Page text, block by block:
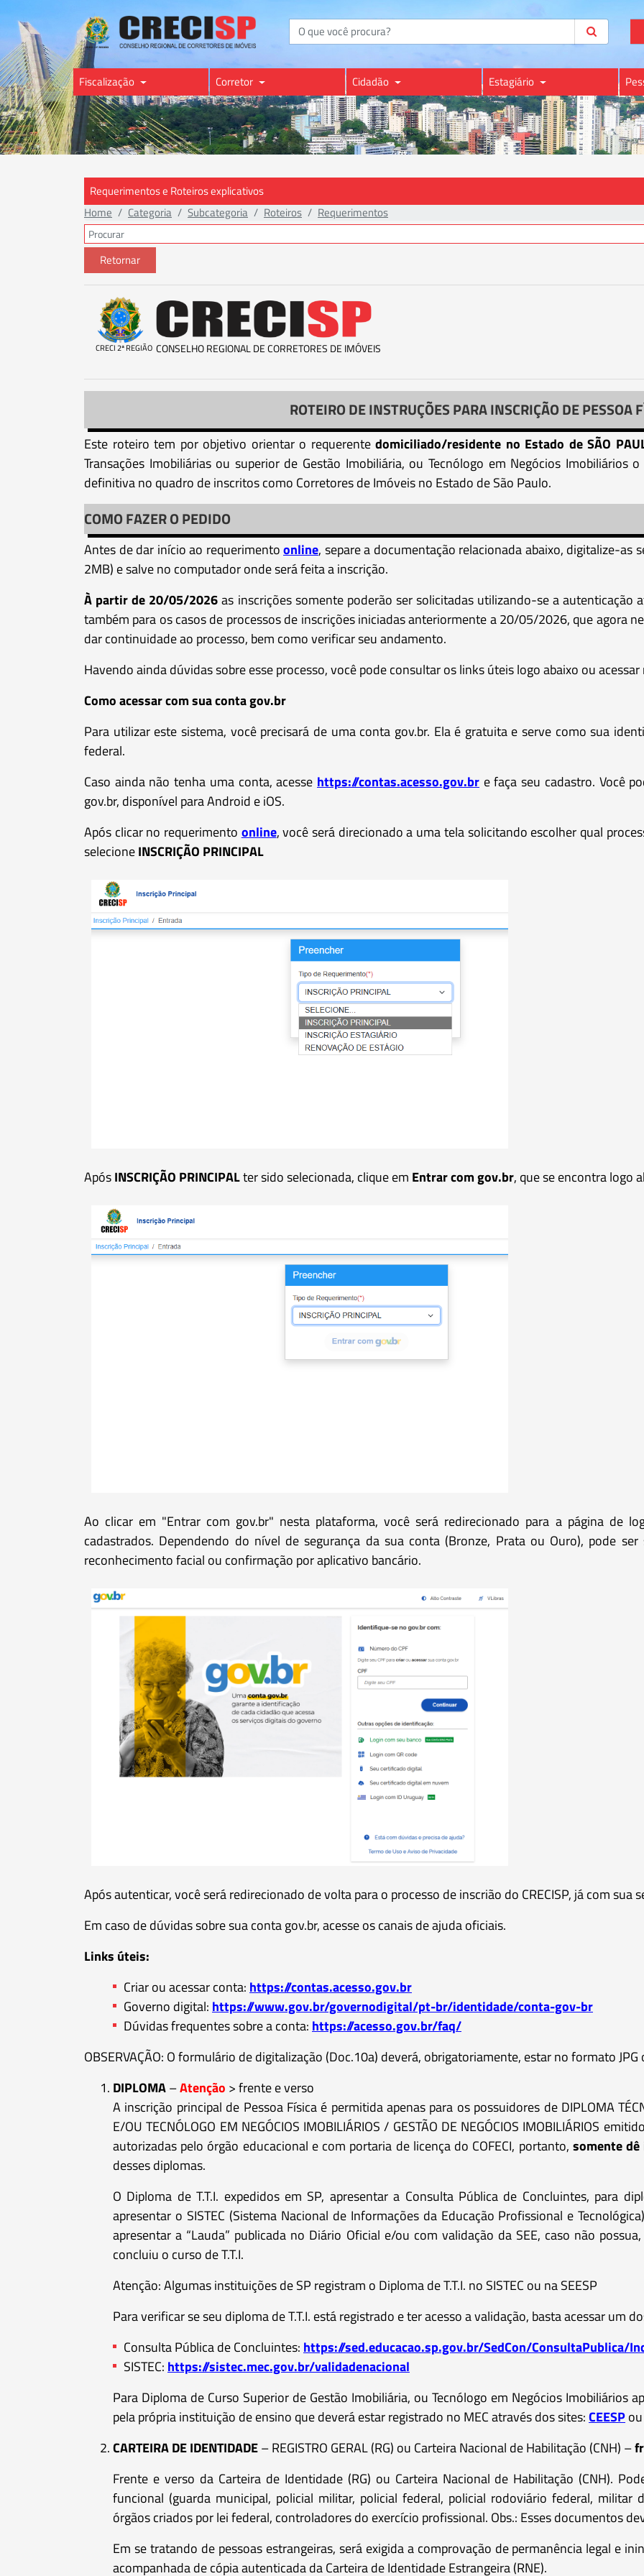
Buscar
Fiscalização Corretor Cidadão Estagiário
Requerimentos e Roteiros explicativos
Home
Categoria Subcategoria Roteiros Requerimentos
Retornar
CRECI 2ª REGIÃO CONSELHO REGIONAL DE CORRETORES DE IMÓVEIS
ROTEIRO DE INSTRUÇÕES PARA INSCRIÇÃO DE PESSOA
Este roteiro tem por objetivo orientar o requerente domiciliado/residente no Estado de SÃO
Transações Imobiliárias ou superior de Gestão Imobiliária, ou Tecnólogo em Negócios Imobiliários
definitiva no quadro de inscritos como Corretores de Imóveis no Estado de São Paulo.
COMO FAZER O PEDIDO
Antes de dar início ao requerimentoonline, separe a documentação relacionada abaixo, digitalize-as
2MB) e salve no computador onde será feita a inscrição.
À partir de 20/05/2026as inscrições somente poderão ser solicitadas utilizando-se a autenticação
também para os casos de processos de inscrições iniciadas anteriormente a 20/05/2026, que agora
dar continuidade ao processo, bem como verificar seu andamento.
Havendo ainda dúvidas sobre esse processo, você pode consultar os links úteis logo abaixo ou acessar
Como acessar com sua conta gov.br
Para utilizar este sistema, você precisará de uma conta gov.br. Ela é gratuita e serve como sua
federal.
Caso ainda não tenha uma conta, acesse https://contas.acesso.gov.br e faça seu cadastro. Você
gov.br, disponível para Android e iOS.
Após clicar no requerimento online, você será direcionado a uma tela solicitando escolher qual
selecioneINSCRIÇÃO PRINCIPAL
ApósINSCRIÇÃO PRINCIPALter sido selecionada, clique em Entrar com gov.br, que se encontra logo
Ao clicar em "Entrar com gov.br" nesta plataforma, você será redirecionado para a página de
cadastrados. Dependendo do nível de segurança da sua conta (Bronze, Prata ou Ouro), pode
reconhecimento facial ou confirmação por aplicativo bancário.
Após autenticar, você será redirecionado de volta para o processo de inscrião do CRECISP, já com sua
Em caso de dúvidas sobre sua conta gov.br, acesse os canais de ajuda oficiais.
Links úteis:
Criar ou acessar conta: https://contas.acesso.gov.br
Governo digital: https://www.gov.br/governodigital/pt-br/identidade/conta-gov-br
Dúvidas frequentes sobre a conta: https://acesso.gov.br/faq/
OBSERVAÇÃO: O formulário de digitalização (Doc.10a) deverá, obrigatoriamente, estar no formato
DIPLOMA–Atenção > frente e verso
A inscrição principal de Pessoa Física é permitida apenas para os possuidores de DIPLOMA
E/OU TECNÓLOGO EM NEGÓCIOS IMOBILIÁRIOS / GESTÃO DE NEGÓCIOS IMOBILIÁRIOS
autorizadas pelo órgão educacional e com portaria de licença do COFECI, portanto, somente
desses diplomas.
O Diploma de T.T.I. expedidos em SP, apresentar a Consulta Pública de Concluintes, para
apresentar o SISTEC (Sistema Nacional de Informações da Educação Profissional e
apresentar a “Lauda” publicada no Diário Oficial e/ou com validação da SEE, caso não
concluiu o curso de T.T.I.
Atenção: Algumas instituições de SP registram o Diploma de T.T.I. no SISTEC ou na SEESP
Para verificar se seu diploma de T.T.I. está registrado e ter acesso a validação, basta acessar um
Consulta Pública de Concluintes: https://sed.educacao.sp.gov.br/SedCon/ConsultaPublica/
SISTEC: https://sistec.mec.gov.br/validadenacional
Para Diploma de Curso Superior de Gestão Imobiliária, ou Tecnólogo em Negócios Imobiliários
pela própria instituição de ensino que deverá estar registrado no MEC através dos sites:CEESP
CARTEIRA DE IDENTIDADE– REGISTRO GERAL (RG) ou Carteira Nacional de Habilitação (CNH) –
Frente e verso da Carteira de Identidade (RG) ou Carteira Nacional de Habilitação (CNH).
funcional (guarda municipal, policial militar, policial federal, policial rodoviário federal, militar
órgãos criados por lei federal, controladores do exercício profissional. Obs.: Esses documentos
Em se tratando de pessoas estrangeiras, será exigida a comprovação de permanência legal e
acompanhada de cópia autenticada da Carteira de Identidade Estrangeira (RNE).